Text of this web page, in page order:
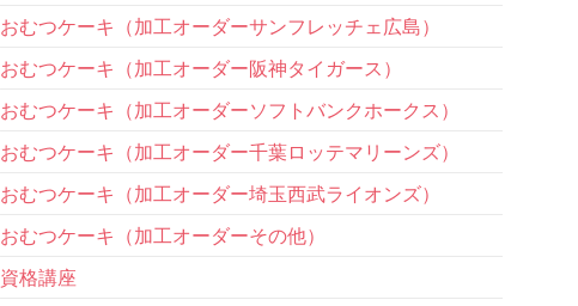
おむつケーキ（加工オーダーサンフレッチェ広島）
おむつケーキ（加工オーダー阪神タイガース）
おむつケーキ（加工オーダーソフトバンクホークス）
おむつケーキ（加工オーダー千葉ロッテマリーンズ）
おむつケーキ（加工オーダー埼玉西武ライオンズ）
おむつケーキ（加工オーダーその他）
資格講座